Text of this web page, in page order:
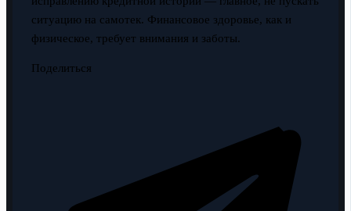
ситуацию на самотек. Финансовое здоровье, как и
физическое, требует внимания и заботы.
Поделиться